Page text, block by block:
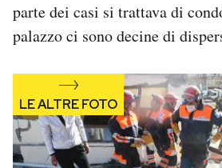
parte dei casi si trattava di
palazzo ci sono decine di